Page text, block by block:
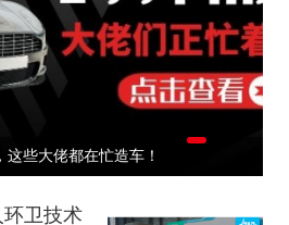
这些大佬都在忙造车！
环卫技术